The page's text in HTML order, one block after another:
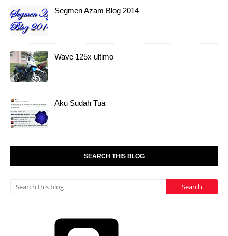
Segmen Azam Blog 2014
Wave 125x ultimo
Aku Sudah Tua
SEARCH THIS BLOG